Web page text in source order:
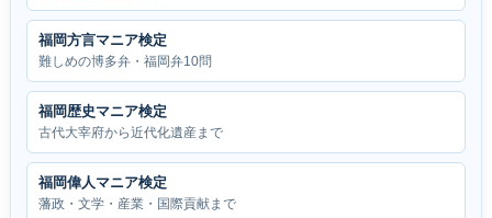
福岡方言マニア検定
難しめの博多弁・福岡弁10問
福岡歴史マニア検定
古代大宰府から近代化遺産まで
福岡偉人マニア検定
藩政・文学・産業・国際貢献まで